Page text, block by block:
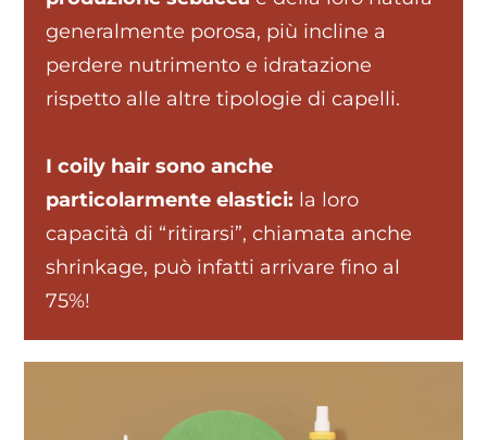
generalmente porosa, più incline a
perdere nutrimento e idratazione
rispetto alle altre tipologie di capelli.
I coily hair sono anche
particolarmente elastici: la loro
capacità di “ritirarsi”, chiamata anche
shrinkage, può infatti arrivare fino al
75%!